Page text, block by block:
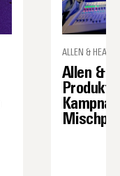
ALLEN & HEATH
Allen &